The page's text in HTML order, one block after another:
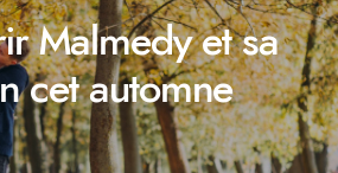
Malmedy et sa
cet automne